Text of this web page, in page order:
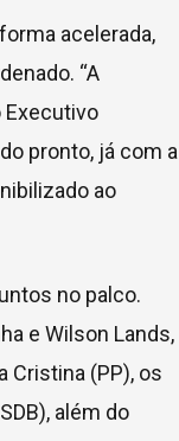
acelerada,
“A
Executivo
pronto, já com a
ao
no palco.
e Wilson Lands,
Cristina (PP), os
além do